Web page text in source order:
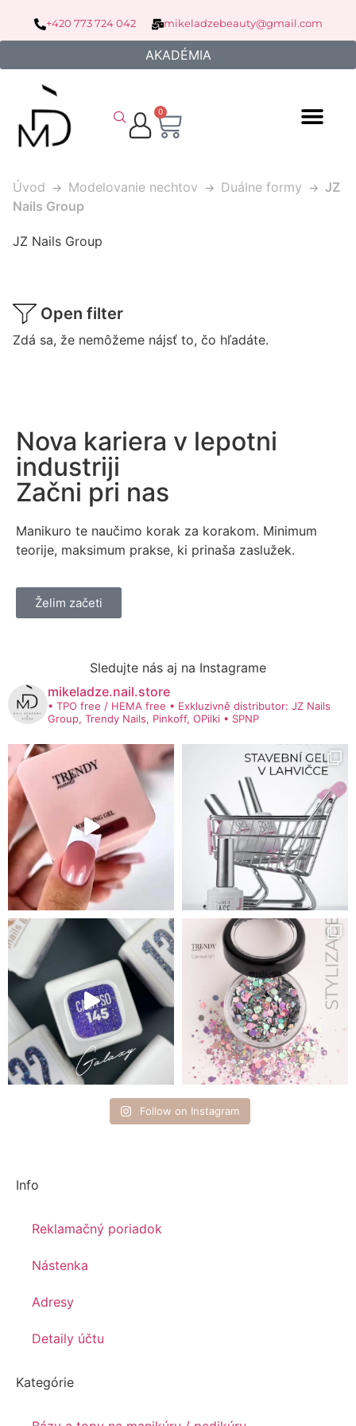
+420 773 724 042 mikeladzebeauty@gmail.com
AKADÉMIA
0
Úvod Modelovanie nechtov Duálne formy
JZ
Nails Group
JZ Nails Group
Open filter
Zdá sa, že nemôžeme nájsť to, čo hľadáte.
Nova kariera v lepotni
industriji
Začni pri nas
Manikuro te naučimo korak za korakom. Minimum
teorije, maksimum prakse, ki prinaša zaslužek.
Želim začeti
Sledujte nás aj na Instagrame
mikeladze.nail.store
• TPO free / HEMA free • Exkluzivně distributor: JZ Nails
Group, Trendy Nails, Pinkoff, OPilki • SPNP
Follow on Instagram
Info
Reklamačný poriadok
Nástenka
Adresy
Detaily účtu
Kategórie